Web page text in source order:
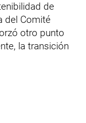
de
del Comité
otro punto
la transición